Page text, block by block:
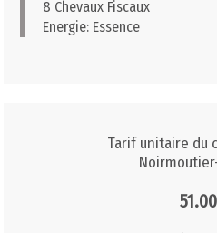
8 Chevaux Fiscaux
Energie: Essence
Tarif unitaire du